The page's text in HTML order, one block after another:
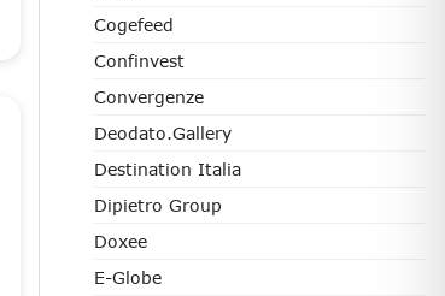
Cogefeed
Confinvest
Convergenze
Deodato.Gallery
Destination Italia
Dipietro Group
Doxee
E-Globe